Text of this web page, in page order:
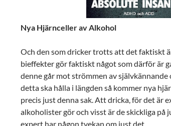
Nya Hjärnceller av Alkohol
Och den som dricker trotts att det faktiskt
bieffekter gör faktiskt något som därför är
denne går mot strömmen av självkännande
detta ska hålla i längden så kommer nya
precis just denna sak. Att dricka, för det är
alkoholister gör och visst är de skickliga på
expert har någon tvekan om just det.